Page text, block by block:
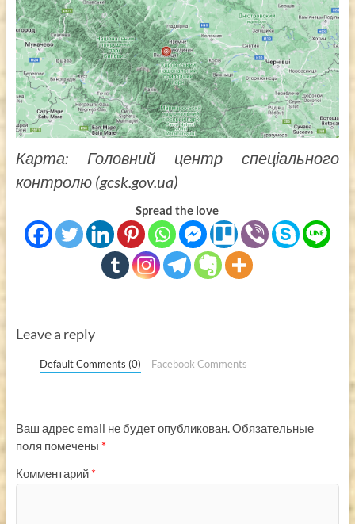
Карта: Головний центр спеціального
контролю (gcsk.gov.ua)
Spread the love
Leave a reply
Default Comments (0) Facebook Comments
Ваш адрес email не будет опубликован.Обязательные
поля помечены *
Комментарий *